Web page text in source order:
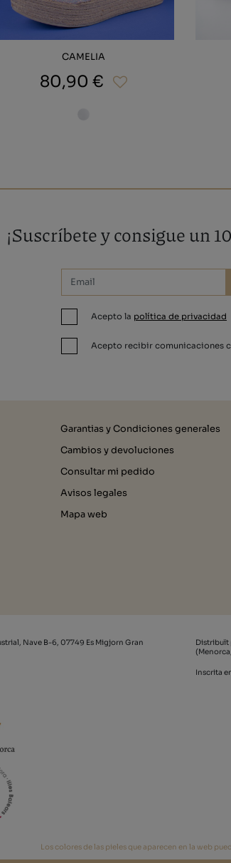
CAMELIA
80,90 €
¡Suscríbete y consigue un
Acepto la política de privacidad
Acepto recibir comunicaciones
Garantias y Condiciones generales
Cambios y devoluciones
Consultar mi pedido
Avisos legales
Mapa web
Nave B-6, 07749 Es Migjorn Gran
Distribuït
Inscrita
Los colores de las pieles que aparecen en la web